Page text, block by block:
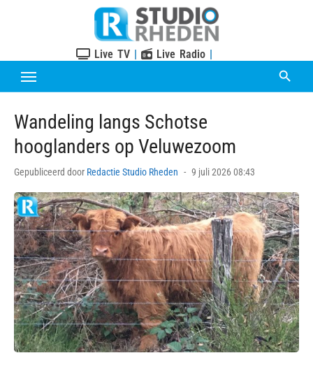
Live TV | Live Radio |
Wandeling langs Schotse
hooglanders op Veluwezoom
Gepubliceerd door Redactie Studio Rheden
Posted
9 juli 2026 08:43